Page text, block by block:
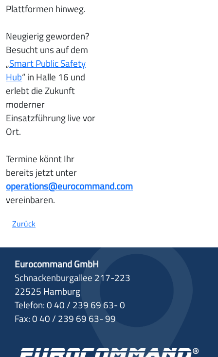
Plattformen hinweg.
Neugierig geworden?
Besucht uns auf dem
„Smart Public Safety
Hub“ in Halle 16 und
erlebt die Zukunft
moderner
Einsatzführung live vor
Ort.
Termine könnt Ihr
bereits jetzt unter
operations@eurocommand.com
vereinbaren.
Zurück
Eurocommand GmbH
Schnackenburgallee 217-223
22525 Hamburg
Telefon: 0 40 / 239 69 63- 0
Fax: 0 40 / 239 69 63- 99